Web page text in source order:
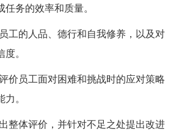
务的效率和质量。
工的人品、德行和自我修养，以及对
。
价员工面对困难和挑战时的应对策略
。
整体评价，并针对不足之处提出改进